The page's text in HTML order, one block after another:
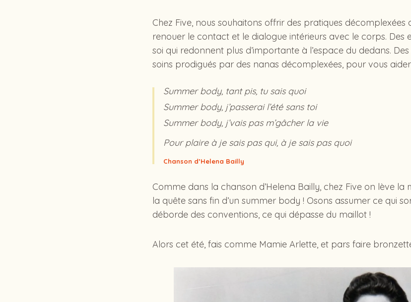
Chez Five, nous souhaitons offrir des pratiques
renouer le contact et le dialogue intérieurs avec le corps. Des
soi qui redonnent plus d’importante à l’espace du dedans.
soins prodigués par des nanas décomplexées, pour vous aider
Summer body, tant pis, tu sais quoi
Summer body, j’passerai l’été sans toi
Summer body, j’vais pas m’gâcher la vie
Pour plaire à je sais pas qui, à je sais pas quoi
Chanson d’Helena Bailly
Comme dans la chanson d’Helena Bailly, chez Five on lève la
la quête sans fin d’un summer body ! Osons assumer ce qui
déborde des conventions, ce qui dépasse du maillot !
Alors cet été, fais comme Mamie Arlette, et pars faire